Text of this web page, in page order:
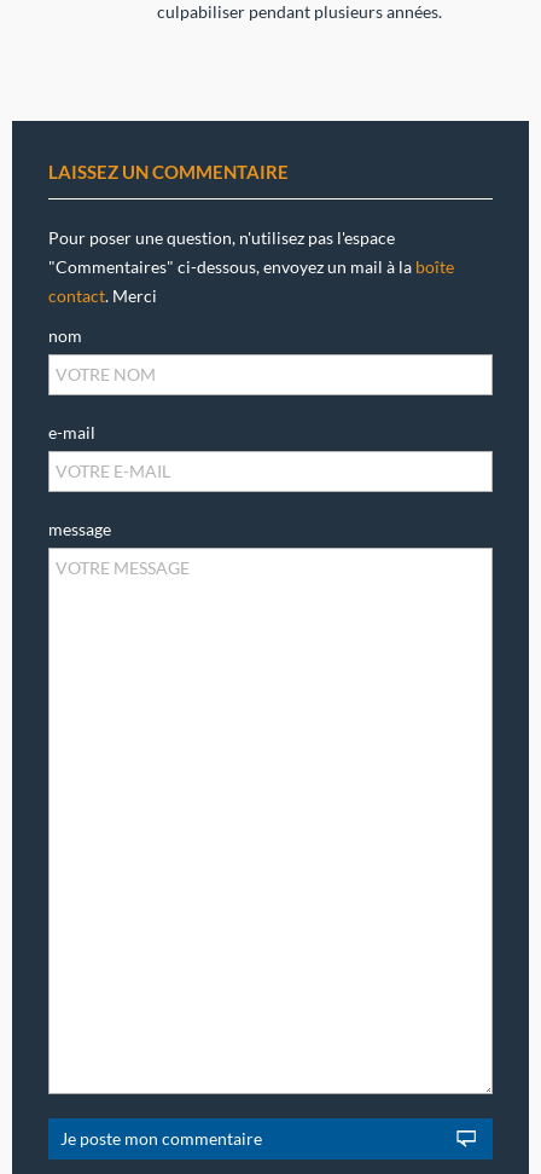
culpabiliser pendant plusieurs années.
LAISSEZ UN COMMENTAIRE
Pour poser une question, n'utilisez pas l'espace
"Commentaires" ci-dessous, envoyez un mail à la boîte
contact. Merci
nom
e-mail
message